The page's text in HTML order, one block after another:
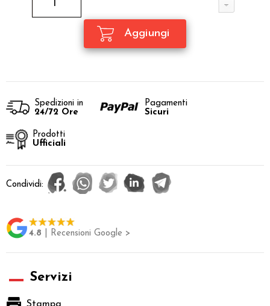
Spedizioni in
24/72 Ore
Pagamenti
Sicuri
Prodotti
Ufficiali
Condividi:
4.8 | Recensioni Google >
Servizi